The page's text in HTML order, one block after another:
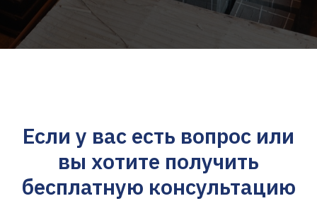
Если у вас есть вопрос или
вы хотите получить
бесплатную консультацию